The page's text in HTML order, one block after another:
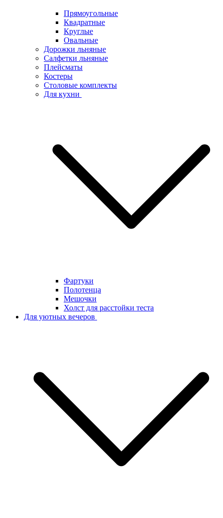
Прямоугольные
Квадратные
Круглые
Овальные
Дорожки льняные
Салфетки льняные
Плейсматы
Костеры
Столовые комплекты
Для кухни
Фартуки
Полотенца
Мешочки
Холст для расстойки теста
Для уютных вечеров